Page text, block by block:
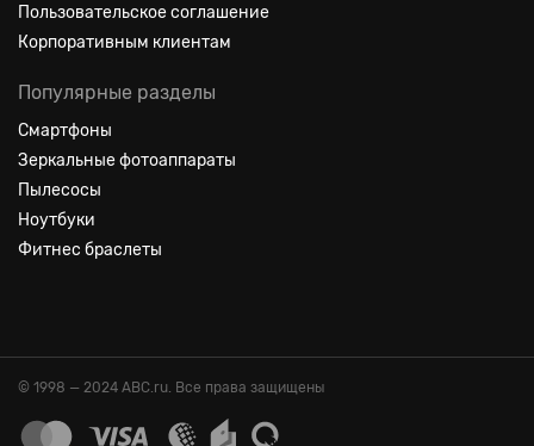
Пользовательское соглашение
Корпоративным клиентам
Популярные разделы
Смартфоны
Зеркальные фотоаппараты
Пылесосы
Ноутбуки
Фитнес браслеты
© 1998 — 2024 ABC.ru. Все права защищены